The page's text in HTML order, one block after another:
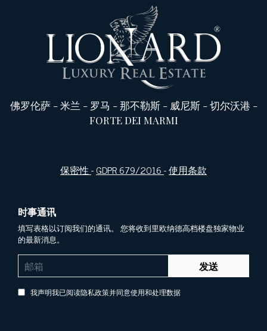
佛罗伦萨-米兰 - 罗马 -那不勒斯- 威尼斯-切尔沃港 -
FORTE DEI MARMI
保密性-GDPR 679/2016-使用条款
时事通讯
填写表格以订阅我们的通讯。 您将收到里欧纳德高档楼盘独家物业
的最新消息。
发送
我声明我已阅读隐私政策并同意使用和处理数据